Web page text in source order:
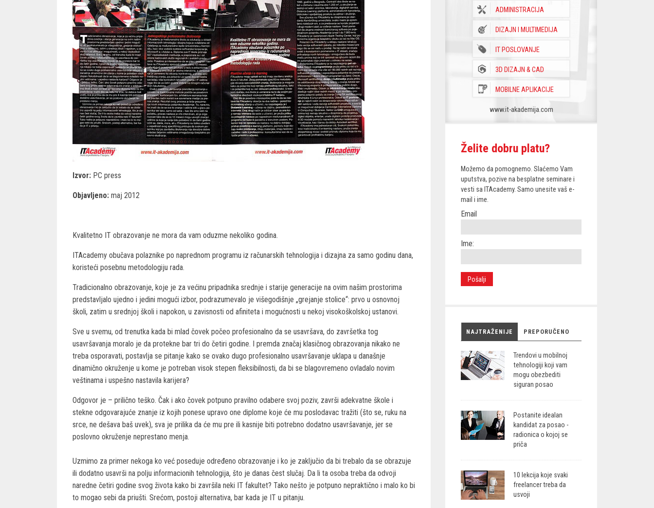
Izvor: PC press
Objavljeno: maj 2012
Kvalitetno IT obrazovanje ne mora da vam oduzme nekoliko godina.
ITAcademy obučava polaznike po naprednom programu iz računarskih tehnologija i dizajna za samo godinu dana,
koristeći posebnu metodologiju rada.
Tradicionalno obrazovanje, koje je za većinu pripadnika srednje i starije generacije na ovim našim prostorima
predstavljalo ujedno i jedini mogući izbor, podrazumevalo je višegodišnje „grejanje stolice“: prvo u osnovnoj
školi, zatim u srednjoj školi i napokon, u zavisnosti od afiniteta i mogućnosti u nekoj visokoškolskoj ustanovi.
Sve u svemu, od trenutka kada bi mlad čovek počeo profesionalno da se usavršava, do završetka tog
usavršavanja moralo je da protekne bar tri do četiri godine. I premda značaj klasičnog obrazovanja nikako ne
treba osporavati, postavlja se pitanje kako se ovako dugo profesionalno usavršavanje uklapa u današnje
dinamično okruženje u kome je potreban visok stepen fleksibilnosti, da bi se blagovremeno ovladalo novim
veštinama i uspešno nastavila karijera?
Odgovor je – prilično teško. Čak i ako čovek potpuno pravilno odabere svoj poziv, završi adekvatne škole i
stekne odgovarajuće znanje iz kojih ponese upravo one diplome koje će mu poslodavac tražiti (što se, ruku na
srce, ne dešava baš uvek), sva je prilika da će mu pre ili kasnije biti potrebno dodatno usavršavanje, jer se
poslovno okruženje neprestano menja.
Uzmimo za primer nekoga ko već poseduje određeno obrazovanje i ko je zaključio da bi trebalo da se obrazuje
ili dodatno usavrši na polju informacionih tehnologija, što je danas čest slučaj. Da li ta osoba treba da odvoji
naredne četiri godine svog života kako bi završila neki IT fakultet? Tako nešto je potpuno nepraktično i malo ko bi
to mogao sebi da priušti. Srećom, postoji alternativa, bar kada je IT u pitanju.
ADMINISTRACIJA
DIZAJN I MULTIMEDIJA
IT POSLOVANJE
3D DIZAJN & CAD
MOBILNE APLIKACIJE
www.it-akademija.com
Želite dobru platu?
Možemo da pomognemo. Slaćemo Vam
uputstva, pozive na besplatne seminare i
vesti sa ITAcademy. Samo unesite vaš e-
mail i ime.
Email
Ime:
NAJTRAŽENIJE PREPORUČENO
Trendovi u mobilnoj
tehnologiji koji vam
mogu obezbediti
siguran posao
Postanite idealan
kandidat za posao -
radionica o kojoj se
priča
10 lekcija koje svaki
freelancer treba da
usvoji